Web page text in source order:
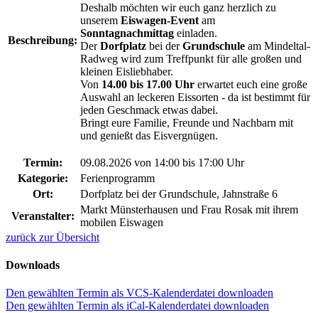
Beschreibung:
Deshalb möchten wir euch ganz herzlich zu
unserem Eiswagen-Event am
Sonntagnachmittag einladen.
DerDorfplatz bei derGrundschule am Mindeltal-
Radweg wird zum Treffpunkt für alle großen und
kleinen Eisliebhaber.
Von 14.00 bis 17.00 Uhr erwartet euch eine große
Auswahl an leckeren Eissorten - da ist bestimmt für
jeden Geschmack etwas dabei.
Bringt eure Familie, Freunde und Nachbarn mit
und genießt das Eisvergnügen.
Termin: 09.08.2026 von 14:00 bis 17:00 Uhr
Kategorie:
Ferienprogramm
Ort:
Dorfplatz bei der Grundschule, Jahnstraße 6
Veranstalter:
Markt Münsterhausen und Frau Rosak mit ihrem
mobilen Eiswagen
zurück zur Übersicht
Downloads
Den gewählten Termin als VCS-Kalenderdatei downloaden
Den gewählten Termin als iCal-Kalenderdatei downloaden